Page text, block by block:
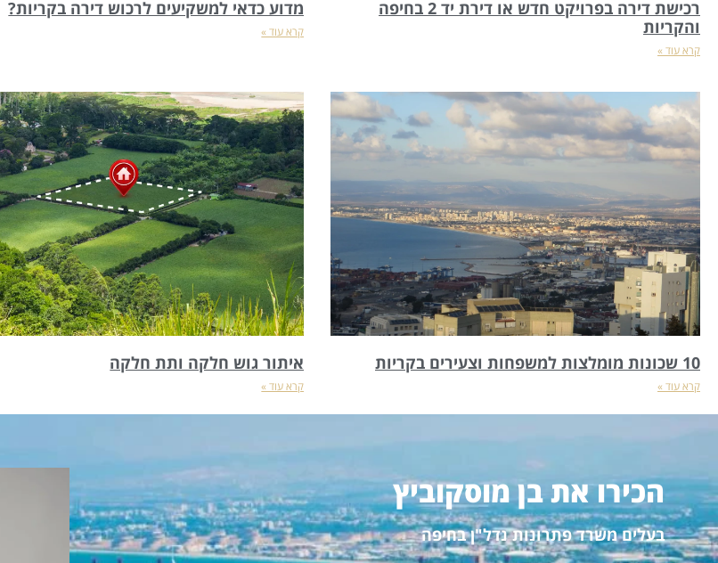
רכישת דירה בפרויקט חדש או דירת יד 2 בחיפה
והקריות
קרא עוד »
מדוע כדאי למשקיעים לרכוש דירה בקריות?
קרא עוד »
10 שכונות מומלצות למשפחות וצעירים בקריות
קרא עוד »
איתור גוש חלקה ותת חלקה
קרא עוד »
הכירו את בן מוסקוביץ
בעלים משרד פתרונות נדל"ן בחיפה